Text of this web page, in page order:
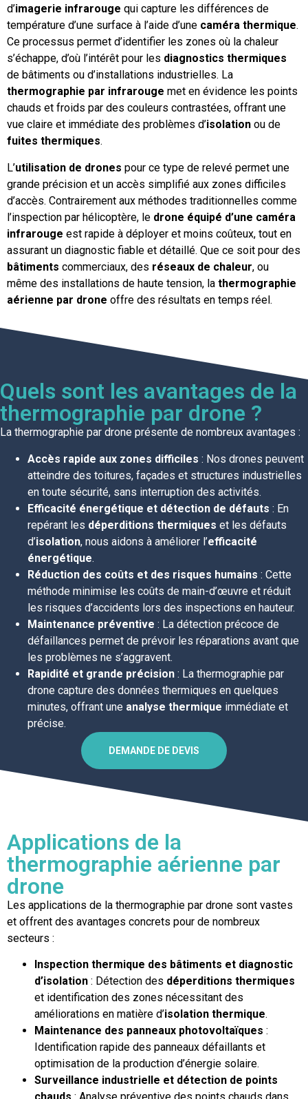
d’imagerie infrarouge qui capture les différences de
température d’une surface à l’aide d’une caméra thermique.
Ce processus permet d’identifier les zones où la chaleur
s’échappe, d’où l’intérêt pour les diagnostics thermiques
de bâtiments ou d’installations industrielles. La
thermographie par infrarouge met en évidence les points
chauds et froids par des couleurs contrastées, offrant une
vue claire et immédiate des problèmes d’isolation ou de
fuites thermiques.
L’utilisation de drones pour ce type de relevé permet une
grande précision et un accès simplifié aux zones difficiles
d’accès. Contrairement aux méthodes traditionnelles comme
l’inspection par hélicoptère, le drone équipé d’une caméra
infrarouge est rapide à déployer et moins coûteux, tout en
assurant un diagnostic fiable et détaillé. Que ce soit pour des
bâtiments commerciaux, des réseaux de chaleur, ou
même des installations de haute tension, la thermographie
aérienne par drone offre des résultats en temps réel.
Quels sont les avantages de la
thermographie par drone ?
La thermographie par drone présente de nombreux avantages :
Accès rapide aux zones difficiles : Nos drones peuvent
atteindre des toitures, façades et structures industrielles
en toute sécurité, sans interruption des activités.
Efficacité énergétique et détection de défauts : En
repérant les déperditions thermiques et les défauts
d’isolation, nous aidons à améliorer l’efficacité
énergétique.
Réduction des coûts et des risques humains : Cette
méthode minimise les coûts de main-d’œuvre et réduit
les risques d’accidents lors des inspections en hauteur.
Maintenance préventive : La détection précoce de
défaillances permet de prévoir les réparations avant que
les problèmes ne s’aggravent.
Rapidité et grande précision : La thermographie par
drone capture des données thermiques en quelques
minutes, offrant une analyse thermique immédiate et
précise.
DEMANDE DE DEVIS
Applications de la
thermographie aérienne par
drone
Les applications de la thermographie par drone sont vastes
et offrent des avantages concrets pour de nombreux
secteurs :
Inspection thermique des bâtiments et diagnostic
d’isolation : Détection des déperditions thermiques
et identification des zones nécessitant des
améliorations en matière d’isolation thermique.
Maintenance des panneaux photovoltaïques :
Identification rapide des panneaux défaillants et
optimisation de la production d’énergie solaire.
Surveillance industrielle et détection de points